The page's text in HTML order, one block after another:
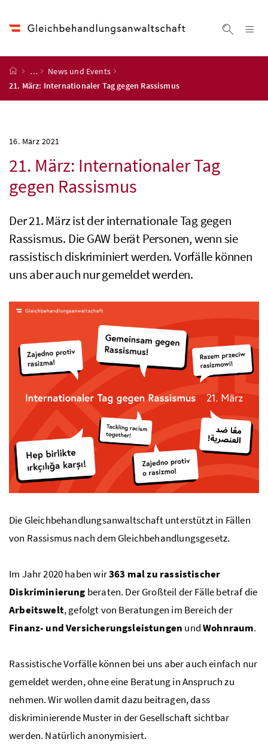
Startseite
…
News und Events
21. März: Internationaler Tag gegen Rassismus
16. März 2021
21. März: Internationaler Tag
gegen Rassismus
Der 21. März ist der internationale Tag gegen
Rassismus. Die GAW berät Personen, wenn sie
rassistisch diskriminiert werden. Vorfälle können
uns aber auch nur gemeldet werden.
Die Gleichbehandlungsanwaltschaft unterstützt in Fällen
von Rassismus nach dem Gleichbehandlungsgesetz.
Im Jahr 2020 haben wir363 mal zu rassistischer
Diskriminierung beraten. Der Großteil der Fälle betraf die
Arbeitswelt, gefolgt von Beratungen im Bereich der
Finanz- und Versicherungsleistungen undWohnraum.
Rassistische Vorfälle können bei uns aber auch einfach nur
gemeldet werden, ohne eine Beratung in Anspruch zu
nehmen. Wir wollen damit dazu beitragen, dass
diskriminierende Muster in der Gesellschaft sichtbar
werden. Natürlich anonymisiert.